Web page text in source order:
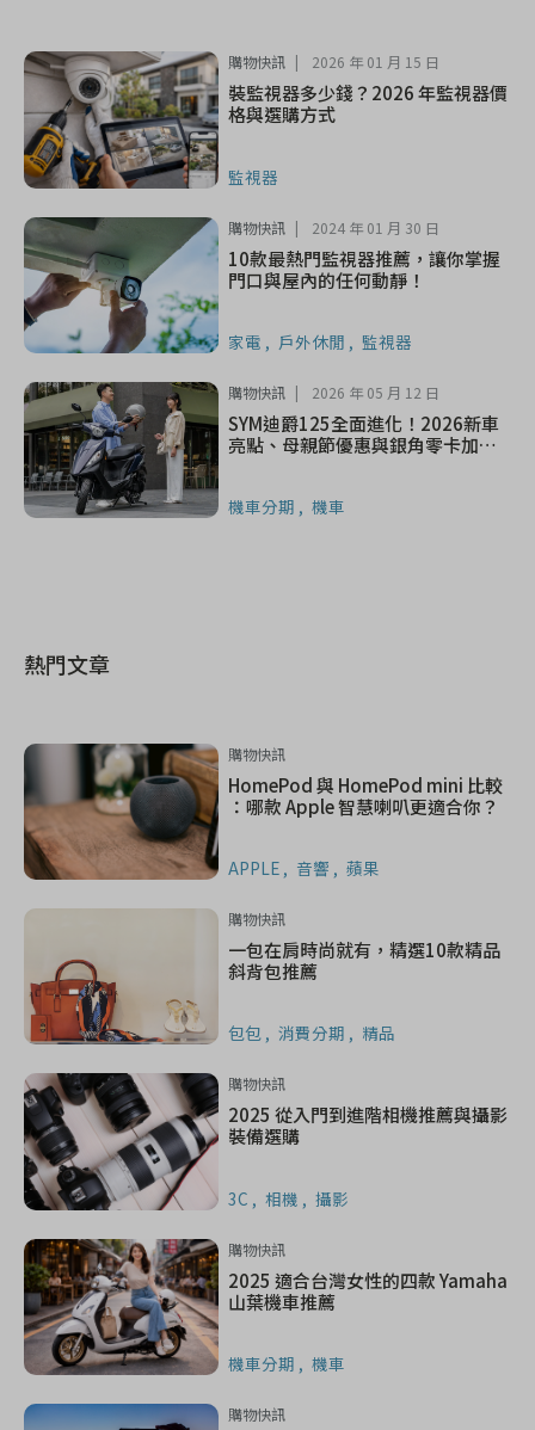
購物快訊 2026 年 01 月 15 日
裝監視器多少錢？2026 年監視器價
格與選購方式
監視器
購物快訊 2024 年 01 月 30 日
10款最熱門監視器推薦，讓你掌握
門口與屋內的任何動靜！
家電 戶外休閒 監視器
購物快訊 2026 年 05 月 12 日
SYM迪爵125全面進化！2026新車
亮點、母親節優惠與銀角零卡加碼
機車分期 機車
熱門文章
購物快訊
HomePod 與 HomePod mini 比較
：哪款 Apple 智慧喇叭更適合你？
APPLE 音響 蘋果
購物快訊
一包在肩時尚就有，精選10款精品
斜背包推薦
包包 消費分期 精品
購物快訊
2025 從入門到進階相機推薦與攝影
裝備選購
3C 相機 攝影
購物快訊
2025 適合台灣女性的四款 Yamaha
山葉機車推薦
機車分期 機車
購物快訊